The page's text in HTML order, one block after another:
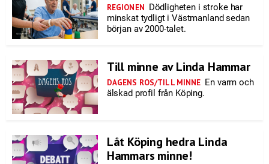
REGIONEN Dödligheten i stroke har
minskat tydligt i Västmanland sedan
början av 2000-talet.
Till minne av Linda Hammar
DAGENS ROS/TILL MINNE En varm och
älskad profil från Köping.
Låt Köping hedra Linda
Hammars minne!